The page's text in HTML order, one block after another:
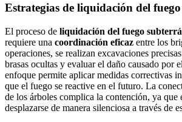
Estrategias de liquidación del
El proceso de liquidación del fuego
requiere una coordinación eficaz entre los
operaciones, se realizan excavaciones
brasas ocultas y evaluar el daño causado por
enfoque permite aplicar medidas correctivas
que el fuego se reactive en el futuro. La
de los árboles complica la contención, ya que
desplazarse de manera silenciosa a través de